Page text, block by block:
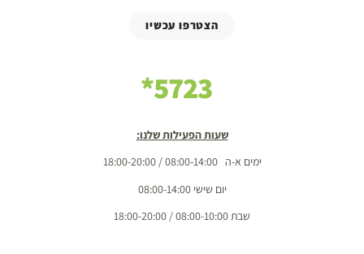
הצטרפו עכשיו
5723*
שעות הפעילות שלנו:
ימים א-ה 08:00-14:00 / 18:00-20:00
יום שישי 08:00-14:00
שבת 08:00-10:00 / 18:00-20:00